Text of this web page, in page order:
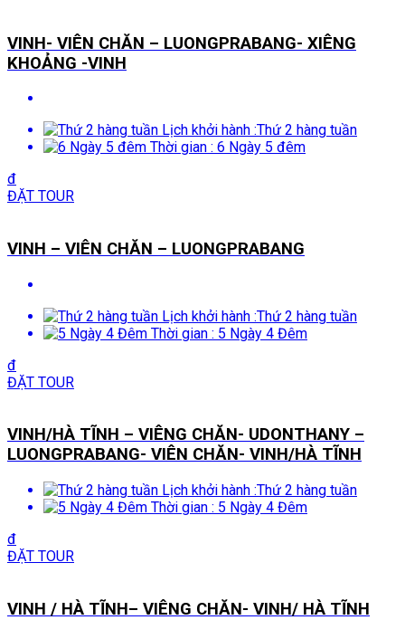
VINH- VIÊN CHĂN – LUONGPRABANG- XIÊNG
KHOẢNG -VINH
Lịch khởi hành :Thứ 2 hàng tuần
Thời gian : 6 Ngày 5 đêm
đ
ĐẶT TOUR
VINH – VIÊN CHĂN – LUONGPRABANG
Lịch khởi hành :Thứ 2 hàng tuần
Thời gian : 5 Ngày 4 Đêm
đ
ĐẶT TOUR
VINH/HÀ TĨNH – VIÊNG CHĂN- UDONTHANY –
LUONGPRABANG- VIÊN CHĂN- VINH/HÀ TĨNH
Lịch khởi hành :Thứ 2 hàng tuần
Thời gian : 5 Ngày 4 Đêm
đ
ĐẶT TOUR
VINH / HÀ TĨNH– VIÊNG CHĂN- VINH/ HÀ TĨNH